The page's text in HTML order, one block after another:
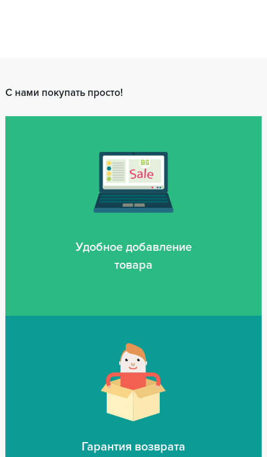
С нами покупать просто!
Удобное добавление
товара
Гарантия возврата